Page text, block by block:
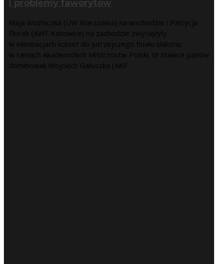
i problemy faworytów
Maja Woźniczka (UW Warszawa) na wschodzie i Patrycja
Florek (AWF Katowice) na zachodzie zwyciężyły
w eliminacjach kobiet do jutrzejszego finału slalomu
w ramach Akademickich Mistrzostw Polski. W stawce panów
dominowali Wojciech Gałuszka (AKF